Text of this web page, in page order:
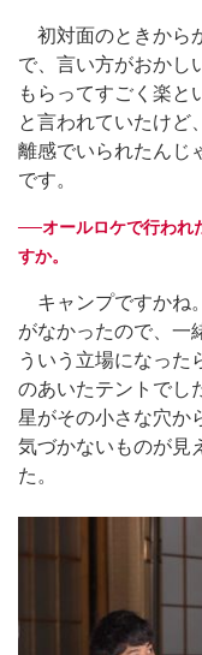
初対面のときから
で、言い方がおかし
もらってすごく楽
と言われていたけど
離感でいられたんじ
です。
──オールロケで行われ
すか。
キャンプですかね
がなかったので、一
ういう立場になった
のあいたテントでし
星がその小さな穴か
気づかないものが見
た。